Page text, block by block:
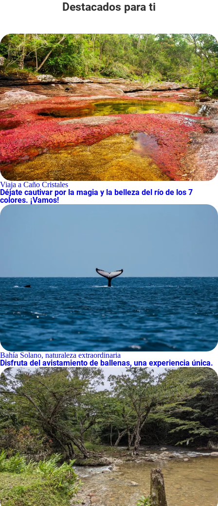
Destacados para ti
Viaja a Caño Cristales
Déjate cautivar por la magia y la belleza del río de los 7
colores. ¡Vamos!
Bahía Solano, naturaleza extraordinaria
Disfruta del avistamiento de ballenas, una experiencia única.